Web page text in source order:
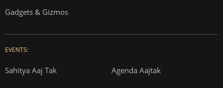
Gadgets & Gizmos
EVENTS:
Sahitya Aaj Tak Agenda Aajtak